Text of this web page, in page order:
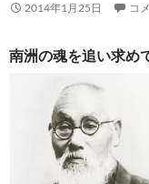
2014年1月25日 コ
南洲の魂を追い求め